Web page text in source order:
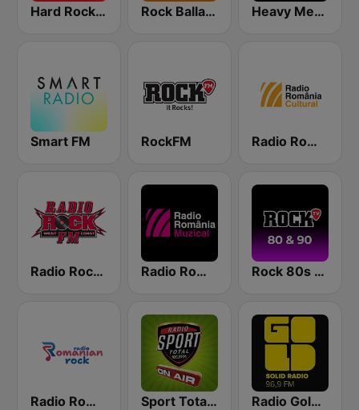
Hard Rock by Rock FM Rock Ballads Heavy Metal Radio
Smart FM RockFM Radio România Cultural
Radio Rock FM Radio România Muzical Rock 80s & 90s
Radio Romanian Rock Sport Total FM Radio Gold FM 96.9